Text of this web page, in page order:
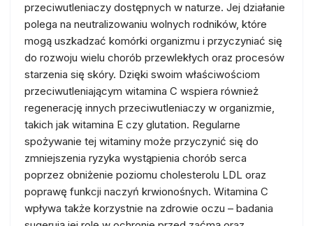
przeciwutleniaczy dostępnych w naturze. Jej działanie
polega na neutralizowaniu wolnych rodników, które
mogą uszkadzać komórki organizmu i przyczyniać się
do rozwoju wielu chorób przewlekłych oraz procesów
starzenia się skóry. Dzięki swoim właściwościom
przeciwutleniającym witamina C wspiera również
regenerację innych przeciwutleniaczy w organizmie,
takich jak witamina E czy glutation. Regularne
spożywanie tej witaminy może przyczynić się do
zmniejszenia ryzyka wystąpienia chorób serca
poprzez obniżenie poziomu cholesterolu LDL oraz
poprawę funkcji naczyń krwionośnych. Witamina C
wpływa także korzystnie na zdrowie oczu – badania